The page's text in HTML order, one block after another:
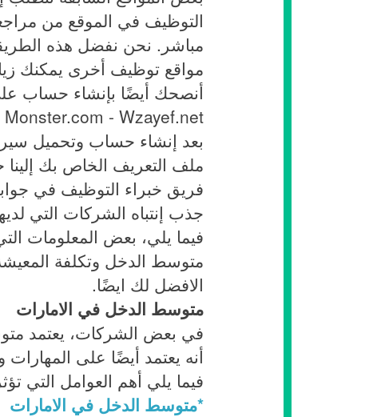
التوظيف في الموقع من
مباشر. نحن نفضل هذه
مواقع توظيف أخرى يمكنك
أنصحك أيضًا بإنشاء حساب على
- Wzayef.net
بعد إنشاء حساب وتحميل
ملف التعريف الخاص بك
فريق خبراء التوظيف في
جذب إنتباه الشركات التي
فيما يلي، بعض المعلومات
متوسط الدخل وتكلفة
الافضل لك ايضًا.
متوسط الدخل في الامارات
في بعض الشركات، يعتمد
أنه يعتمد أيضًا على
فيما يلي أهم العوامل التي
*متوسط الدخل في الامارات